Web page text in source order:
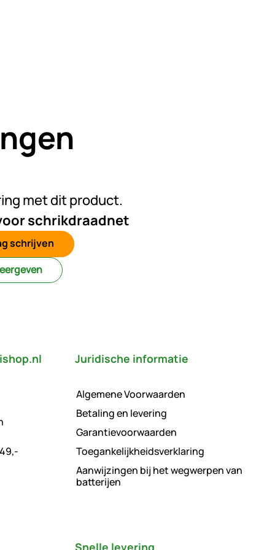
met dit product.
schrikdraadnet
schrijven
Juridische informatie
Algemene Voorwaarden
Betaling en levering
Garantievoorwaarden
Toegankelijkheidsverklaring
Aanwijzingen bij het wegwerpen van
batterijen
Snelle levering